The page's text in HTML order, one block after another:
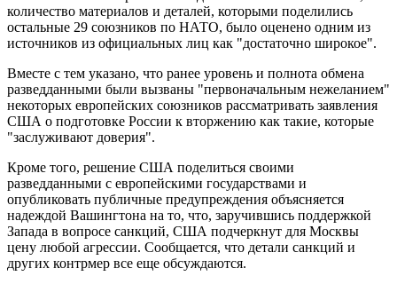
количество материалов и деталей, которыми поделились
остальные 29 союзников по НАТО, было оценено одним из
источников из официальных лиц как "достаточно широкое".
Вместе с тем указано, что ранее уровень и полнота обмена
разведданными были вызваны "первоначальным нежеланием"
некоторых европейских союзников рассматривать заявления
США о подготовке России к вторжению как такие, которые
"заслуживают доверия".
Кроме того, решение США поделиться своими
разведданными с европейскими государствами и
опубликовать публичные предупреждения объясняется
надеждой Вашингтона на то, что, заручившись поддержкой
Запада в вопросе санкций, США подчеркнут для Москвы
цену любой агрессии. Сообщается, что детали санкций и
других контрмер все еще обсуждаются.